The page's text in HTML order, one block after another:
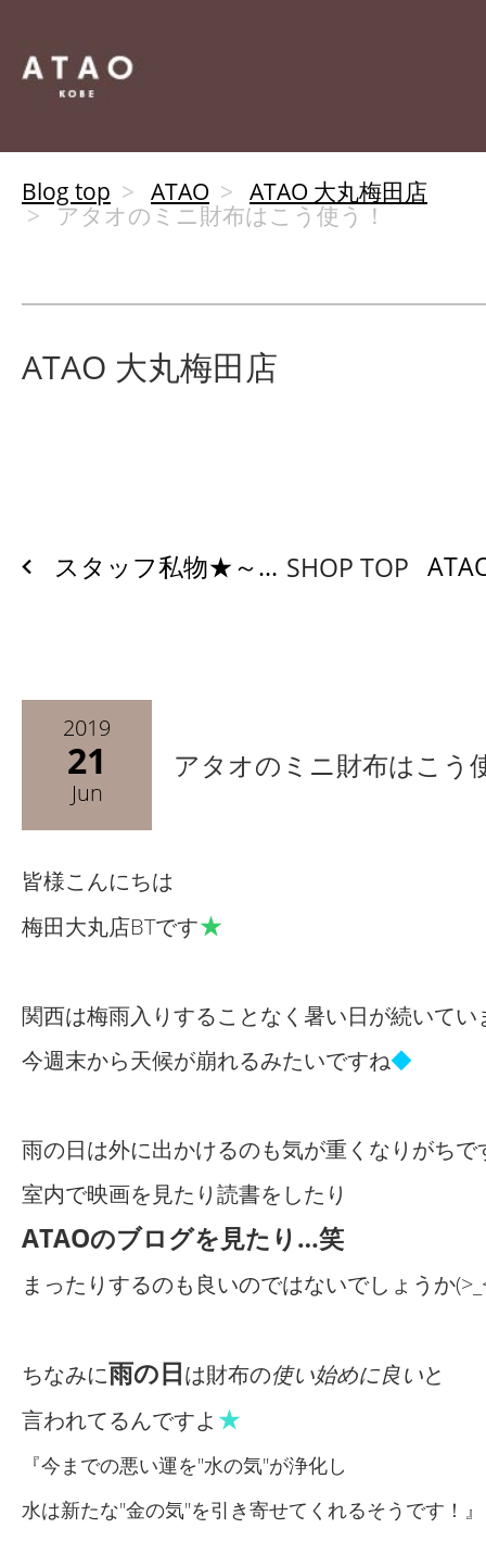
Blog top ATAO ATAO 大丸梅田店
アタオのミニ財布はこう使う！
ATAO 大丸梅田店
スタッフ私物★～... SHOP TOP
2019
21
Jun
アタオのミニ財布はこう
皆様こんにちは
梅田大丸店BTです★
関西は梅雨入りすることなく暑い日が続いてい
今週末から天候が崩れるみたいですね◆
雨の日は外に出かけるのも気が重くなりがちで
室内で映画を見たり読書をしたり
ATAOのブログを見たり…笑
まったりするのも良いのではないでしょうか
ちなみに雨の日は財布の使い始めに良いと
言われてるんですよ ★
『今までの悪い運を"水の気"が浄化し
水は新たな"金の気"を引き寄せてくれるそうです！』